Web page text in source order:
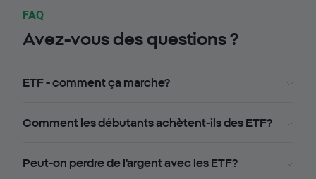
FAQ
Avez-vous des questions ?
ETF - comment ça marche?
Comment les débutants achètent-ils des ETF?
Peut-on perdre de l'argent avec les ETF?